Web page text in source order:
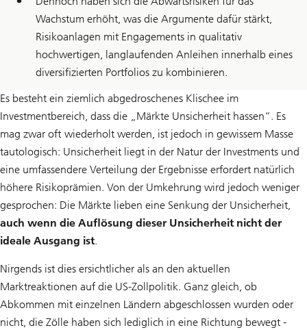
Wachstum erhöht, was die Argumente dafür stärkt,
Risikoanlagen mit Engagements in qualitativ
hochwertigen, langlaufenden Anleihen innerhalb eines
diversifizierten Portfolios zu kombinieren.
Es besteht ein ziemlich abgedroschenes Klischee im
Investmentbereich, dass die „Märkte Unsicherheit hassen“. Es
mag zwar oft wiederholt werden, ist jedoch in gewissem Masse
tautologisch: Unsicherheit liegt in der Natur der Investments und
eine umfassendere Verteilung der Ergebnisse erfordert natürlich
höhere Risikoprämien. Von der Umkehrung wird jedoch weniger
gesprochen: Die Märkte lieben eine Senkung der Unsicherheit,
auch wenn die Auflösung dieser Unsicherheit nicht der
ideale Ausgang ist.
Nirgends ist dies ersichtlicher als an den aktuellen
Marktreaktionen auf die US-Zollpolitik. Ganz gleich, ob
Abkommen mit einzelnen Ländern abgeschlossen wurden oder
nicht, die Zölle haben sich lediglich in eine Richtung bewegt -